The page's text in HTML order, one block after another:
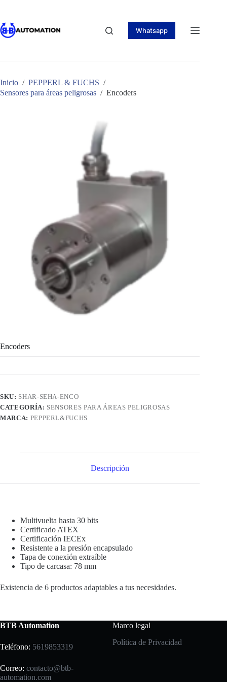
contenido
Whatsapp
Inicio / PEPPERL & FUCHS /
Sensores para áreas peligrosas / Encoders
Encoders
SKU: SHAR-SEHA-ENCO
CATEGORÍA: SENSORES PARA ÁREAS PELIGROSAS
MARCA: PEPPERL&FUCHS
Descripción
Multivuelta hasta 30 bits
Certificado ATEX
Certificación IECEx
Resistente a la presión encapsulado
Tapa de conexión extraíble
Tipo de carcasa: 78 mm
Existencia de 6 productos adaptables a tus necesidades.
BTB Automation
Teléfono: 5619853319
Correo: contacto@btb-
automation.com
Marco legal
Política de Privacidad